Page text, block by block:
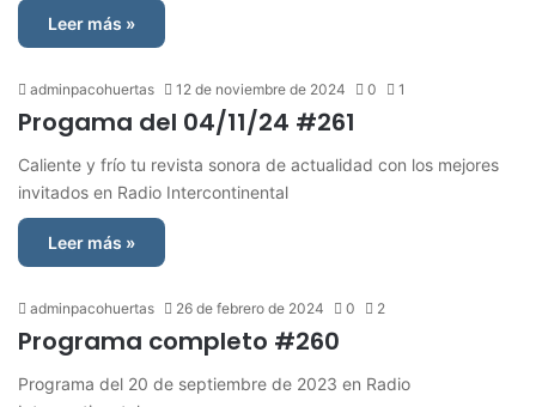
Leer más »
adminpacohuertas 12 de noviembre de 2024 0 1
Progama del 04/11/24 #261
Caliente y frío tu revista sonora de actualidad con los mejores
invitados en Radio Intercontinental
Leer más »
adminpacohuertas 26 de febrero de 2024 0 2
Programa completo #260
Programa del 20 de septiembre de 2023 en Radio